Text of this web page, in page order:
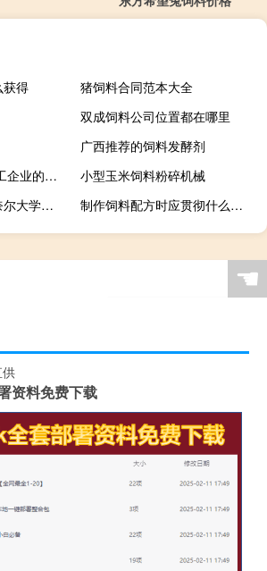
获得
猪饲料合同范本大全
双成饲料公司位置都在哪里
广西推荐的饲料发酵剂
养殖业低迷,饲料加工企业的利润微不足道
小型玉米饲料粉碎机械
哥伦比亚大学和康奈尔大学哪个好
制作饲料配方时应贯彻什么原则
☚
资料免费下载